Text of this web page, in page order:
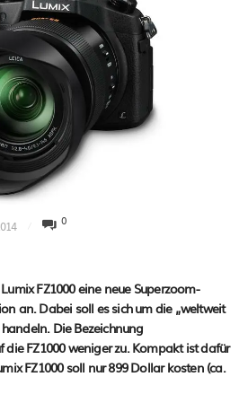
0
FZ1000 eine neue Superzoom-
an. Dabei soll es sich um die „weltweit
Die Bezeichnung
FZ1000 weniger zu. Kompakt ist dafür
FZ1000 soll nur 899 Dollar kosten (ca.